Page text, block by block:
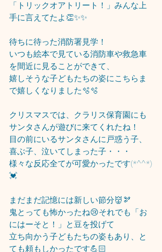
「トリックオアトリート！」みんな上
手に言えてたよ👏✨✨
待ちに待った消防署見学！
いつも絵本で見ている消防車や救急車
を間近に見ることができて、
嬉しそうな子どもたちの姿にこちらま
で嬉しくなりました🫧🫧
クリスマスでは、クラリス保育園にも
サンタさんが遊びに来てくれたね！
目の前にいるサンタさんに戸惑う子、
喜ぶ子、泣いてしまった子・・・
様々な反応全てが可愛かったです(*^^*)
💓
まだまだ記憶には新しい節分👹🫘
鬼とっても怖かったね😢それでも「お
にはーそと！」と豆を投げて
立ち向かう子どもたちの姿もあり、と
ても頼もしかったです💪🏻